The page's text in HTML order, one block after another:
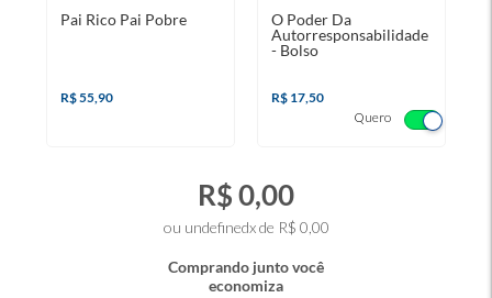
Pai Rico Pai Pobre
R$ 55,90
Quero
O Poder Da
Autorresponsabilidade
- Bolso
R$ 17,50
R$ 0,00
ou undefinedx de R$ 0,00
Comprando junto você
economiza